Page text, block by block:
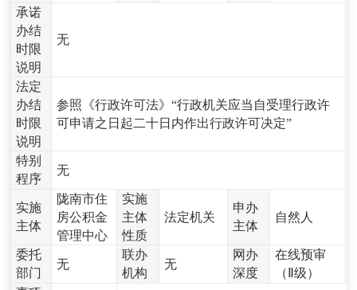
承诺
办结
时限
说明
无
法定
办结
时限
说明
参照《行政许可法》“行政机关应当自受理行政许
可申请之日起二十日内作出行政许可决定”
特别
程序
无
实施
主体
陇南市住
房公积金
管理中心
实施
主体
性质
法定机关
申办
主体
自然人
委托
部门
无
联办
机构
无
网办
深度
在线预审
（Ⅱ级）